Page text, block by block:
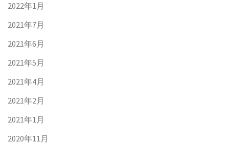
2022年1月
2021年7月
2021年6月
2021年5月
2021年4月
2021年2月
2021年1月
2020年11月